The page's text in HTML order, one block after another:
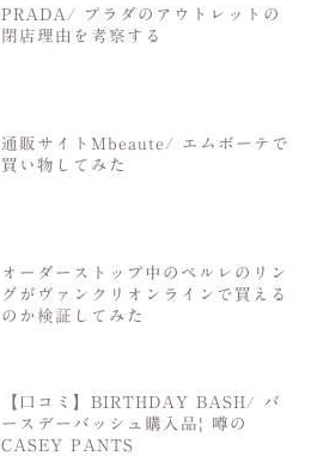
PRADA/ プラダのアウトレットの
閉店理由を考察する
通販サイトMbeaute/ エムボーテで
買い物してみた
オーダーストップ中のペルレのリン
グがヴァンクリオンラインで買える
のか検証してみた
【口コミ】BIRTHDAY BASH/ バ
ースデーバッシュ購入品| 噂の
CASEY PANTS